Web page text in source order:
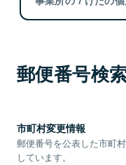
郵便番号検
市町村変更情報
郵便番号を公表した市町
しています。